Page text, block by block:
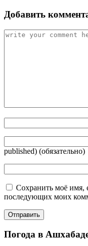
Добавить
published) (обязательно)
Сохранить моё имя,
последующих моих
Погода в